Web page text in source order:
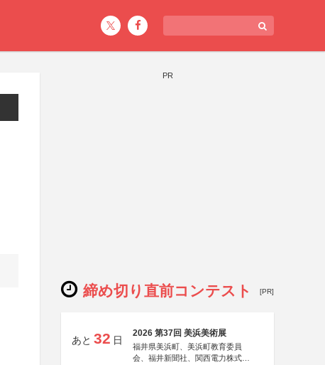
PR
締め切り直前コンテスト [PR]
あと 32 日
2026 第37回 美浜美術展
福井県美浜町、美浜町教育委員
会、福井新聞社、関西電力株式会